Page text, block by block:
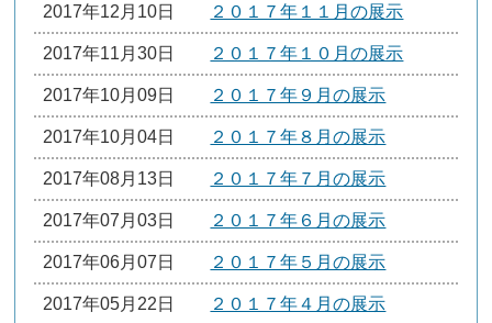
2017年12月10日 ２０１７年１１月の展示
2017年11月30日 ２０１７年１０月の展示
2017年10月09日 ２０１７年９月の展示
2017年10月04日 ２０１７年８月の展示
2017年08月13日 ２０１７年７月の展示
2017年07月03日 ２０１７年６月の展示
2017年06月07日 ２０１７年５月の展示
2017年05月22日 ２０１７年４月の展示